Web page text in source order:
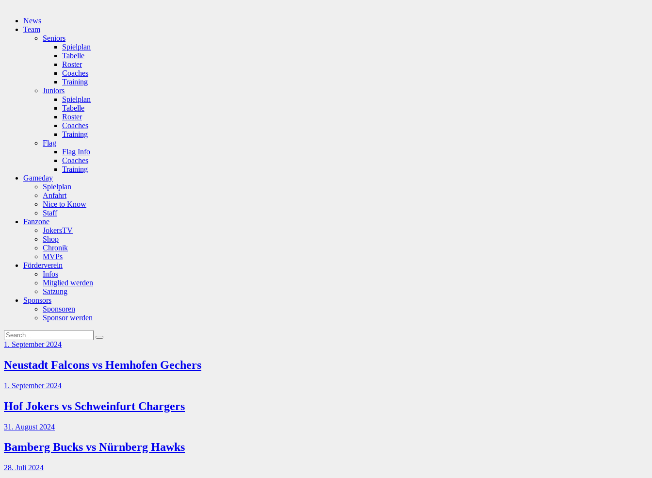
News
Team
Seniors
Spielplan
Tabelle
Roster
Coaches
Training
Juniors
Spielplan
Tabelle
Roster
Coaches
Training
Flag
Flag Info
Coaches
Training
Gameday
Spielplan
Anfahrt
Nice to Know
Staff
Fanzone
JokersTV
Shop
Chronik
MVPs
Förderverein
Infos
Mitglied werden
Satzung
Sponsors
Sponsoren
Sponsor werden
1. September 2024
Neustadt Falcons vs Hemhofen Gechers
1. September 2024
Hof Jokers vs Schweinfurt Chargers
31. August 2024
Bamberg Bucks vs Nürnberg Hawks
28. Juli 2024